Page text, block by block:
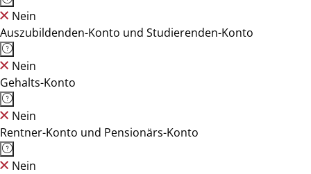
Nein
Auszubildenden-Konto und Studierenden-Konto
Nein
Gehalts-Konto
Nein
Rentner-Konto und Pensionärs-Konto
Nein